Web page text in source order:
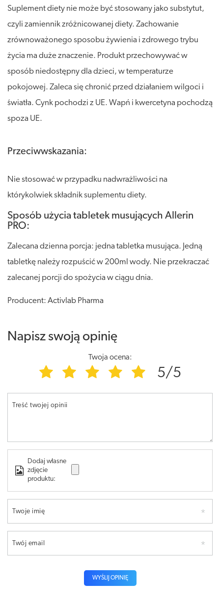
Suplement diety nie może być stosowany jako substytut,
czyli zamiennik zróżnicowanej diety. Zachowanie
zrównoważonego sposobu żywienia i zdrowego trybu
życia ma duże znaczenie. Produkt przechowywać w
sposób niedostępny dla dzieci, w temperaturze
pokojowej. Zaleca się chronić przed działaniem wilgoci i
światła. Cynk pochodzi z UE. Wapń i kwercetyna pochodzą
spoza UE.
Przeciwwskazania:
Nie stosować w przypadku nadwrażliwości na
którykolwiek składnik suplementu diety.
Sposób użycia tabletek musujących Allerin
PRO:
Zalecana dzienna porcja: jedna tabletka musująca. Jedną
tabletkę należy rozpuścić w 200ml wody. Nie przekraczać
zalecanej porcji do spożycia w ciągu dnia.
Producent: Activlab Pharma
Napisz swoją opinię
Twoja ocena:
5/5
Treść twojej opinii
Dodaj własne
zdjęcie
produktu:
Twoje imię
Twój email
WYŚLIJ OPINIĘ